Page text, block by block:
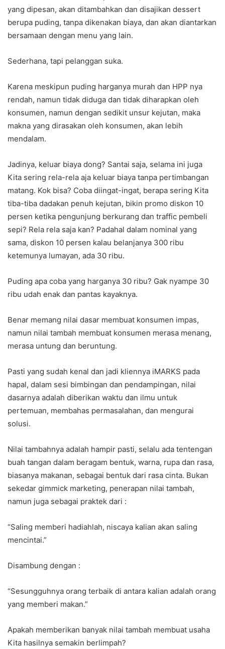
yang dipesan, akan ditambahkan dan disajikan dessert
berupa puding, tanpa dikenakan biaya, dan akan diantarkan
bersamaan dengan menu yang lain.
Sederhana, tapi pelanggan suka.
Karena meskipun puding harganya murah dan HPP nya
rendah, namun tidak diduga dan tidak diharapkan oleh
konsumen, namun dengan sedikit unsur kejutan, maka
makna yang dirasakan oleh konsumen, akan lebih
mendalam.
Jadinya, keluar biaya dong? Santai saja, selama ini juga
Kita sering rela-rela aja keluar biaya tanpa pertimbangan
matang. Kok bisa? Coba diingat-ingat, berapa sering Kita
tiba-tiba dadakan penuh kejutan, bikin promo diskon 10
persen ketika pengunjung berkurang dan traffic pembeli
sepi? Rela rela saja kan? Padahal dalam nominal yang
sama, diskon 10 persen kalau belanjanya 300 ribu
ketemunya lumayan, ada 30 ribu.
Puding apa coba yang harganya 30 ribu? Gak nyampe 30
ribu udah enak dan pantas kayaknya.
Benar memang nilai dasar membuat konsumen impas,
namun nilai tambah membuat konsumen merasa menang,
merasa untung dan beruntung.
Pasti yang sudah kenal dan jadi kliennya iMARKS pada
hapal, dalam sesi bimbingan dan pendampingan, nilai
dasarnya adalah diberikan waktu dan ilmu untuk
pertemuan, membahas permasalahan, dan mengurai
solusi.
Nilai tambahnya adalah hampir pasti, selalu ada tentengan
buah tangan dalam beragam bentuk, warna, rupa dan rasa,
biasanya makanan, sebagai bentuk dari rasa cinta. Bukan
sekedar gimmick marketing, penerapan nilai tambah,
namun juga sebagai praktek dari :
“Saling memberi hadiahlah, niscaya kalian akan saling
mencintai.”
Disambung dengan :
“Sesungguhnya orang terbaik di antara kalian adalah orang
yang memberi makan.”
Apakah memberikan banyak nilai tambah membuat usaha
Kita hasilnya semakin berlimpah?